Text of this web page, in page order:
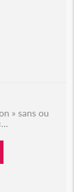
» sans ou